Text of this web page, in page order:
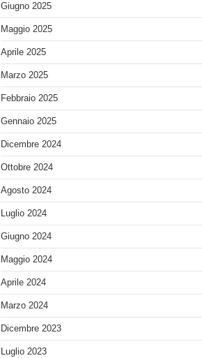
Giugno 2025
Maggio 2025
Aprile 2025
Marzo 2025
Febbraio 2025
Gennaio 2025
Dicembre 2024
Ottobre 2024
Agosto 2024
Luglio 2024
Giugno 2024
Maggio 2024
Aprile 2024
Marzo 2024
Dicembre 2023
Luglio 2023